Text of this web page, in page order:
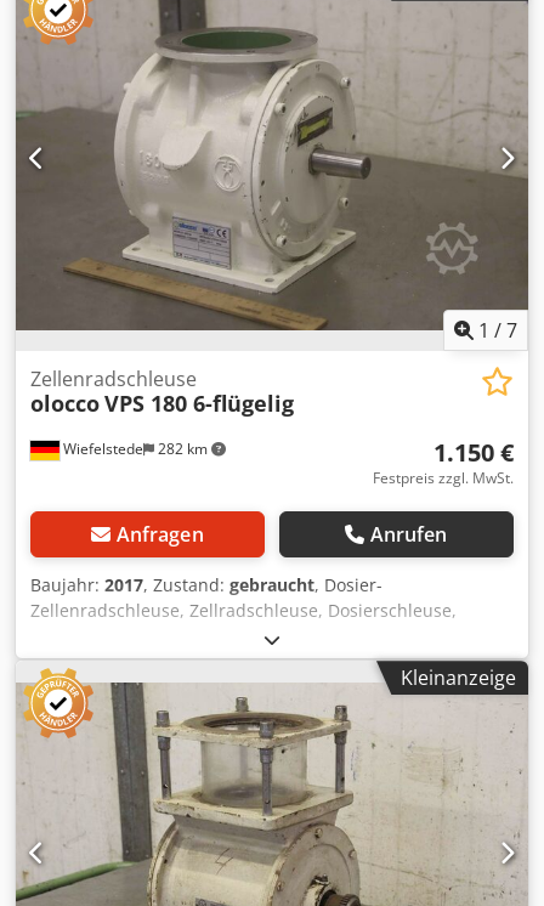
1 /7
Wiefelstede 282 km
Zellenradschleuse
oloccoVPS 180 6-flügelig
1.150 €
Festpreis zzgl. MwSt.
Anfragen Anrufen
Baujahr: 2017, Zustand: gebraucht, Dosier-
Zellenradschleuse, Zellradschleuse, Dosierschleuse,
Zellenradschleuse für Förderschnecke, Transportschnecke,
Schneckenförderer, Fördertechnik, Rohrförderschnecke -
Hersteller: olocco, Zellenradschleuse Typ VPS 180 -
Einlauföffnung: Ø 120 mm -Auslass: 150 x 115 mm -Welle:
Ø 25 x 60 mm -Abmessungen: 320/250/H245 mm -Gewicht:
27 kg Djdpfxoh Ay R Eo Ai Tock
Kleinanzeige